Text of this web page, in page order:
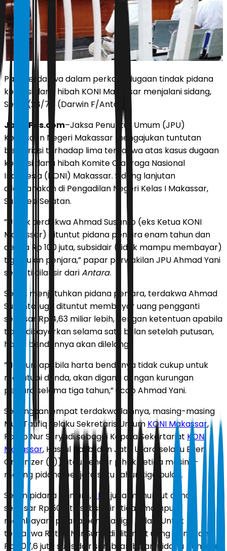
Para terdakwa dalam perkara dugaan tindak pidana
korupsi dana hibah KONI Makassar menjalani sidang,
Senin (28/7). (Darwin F/Antara)
JawaPos.com–Jaksa Penuntut Umum (JPU)
Kejaksaan Negeri Makassar mengajukan tuntutan
bervariasi terhadap lima terdakwa atas kasus dugaan
korupsi dana hibah Komite Olahraga Nasional
Indonesia (KONI) Makassar. Sidang lanjutan
dilaksanakan di Pengadilan Negeri Kelas I Makassar,
Sulawesi Selatan.
”Untuk terdakwa Ahmad Susanto (eks Ketua KONI
Makassar) dituntut pidana penjara enam tahun dan
denda Rp 100 juta, subsidair (tidak mampu membayar)
tiga bulan penjara,” papar perwakilan JPU Ahmad Yani
seperti dilansir dariAntara.
Selain menjatuhkan pidana penjara, terdakwa Ahmad
Susanto juga dituntut membayar uang pengganti
sebesar Rp 4,63 miliar lebih, dengan ketentuan apabila
tidak dibayarkan selama satu bulan setelah putusan,
harta bendannya akan dilelang.
”Namun, apabila harta bendanya tidak cukup untuk
menutupi denda, akan diganti dengan kurungan
penjara selama tiga tahun,” ucap Ahmad Yani.
Sedangkan empat terdakwa lainnya, masing-masing
Muh Taufiq selaku Sekretaris Umum KONI Makassar,
Ratno Nur Suryadi sebagai Kepala Sekertariat KONI
Makassar, Hasrul Hasbi dan Jatri Utara selaku Even
Organizer (E)) atau vendor pihak ketiga masing-
masing pidana penjara satu tahun tiga bulan.
Selain pidana penjara, JPU juga menuntut denda
sebesar Rp 50 juta subsidair (tidak mampu
membayar) pidana penjara tiga bulan. Untuk
terdakwa Ratno Nur Suryadi dituntut uang pengganti
Rp 207,6 juta subsidair sembilan bulan pidana penjara.